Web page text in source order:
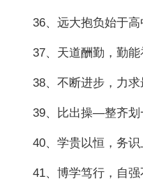
36、远大抱负始于高
37、天道酬勤，勤能
38、不断进步，力求
39、比出操—整齐划
40、学贵以恒，务识
41、博学笃行，自强